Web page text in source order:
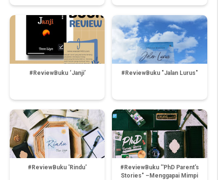
#ReviewBuku ‘Janji’ #ReviewBuku "Jalan Lurus"
#ReviewBuku 'Rindu'
#ReviewBuku ''PhD Parent’s
Stories" –Menggapai Mimpi